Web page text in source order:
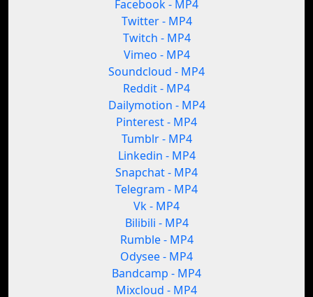
Facebook - MP4
Twitter - MP4
Twitch - MP4
Vimeo - MP4
Soundcloud - MP4
Reddit - MP4
Dailymotion - MP4
Pinterest - MP4
Tumblr - MP4
Linkedin - MP4
Snapchat - MP4
Telegram - MP4
Vk - MP4
Bilibili - MP4
Rumble - MP4
Odysee - MP4
Bandcamp - MP4
Mixcloud - MP4